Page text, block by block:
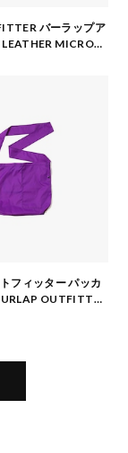
バーラップア
MICRO
革 ナイロン 巾着仕
フィッター パッカ
OUTFITTER